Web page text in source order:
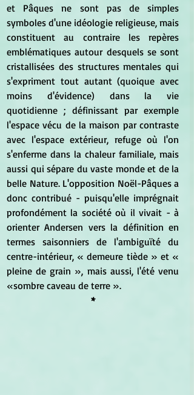
et Pâques ne sont pas de simples
symboles d'une idéologie religieuse, mais
constituent au contraire les repères
emblématiques autour desquels se sont
cristallisées des structures mentales qui
s'expriment tout autant (quoique avec
moins d'évidence) dans la vie
quotidienne ; définissant par exemple
l'espace vécu de la maison par contraste
avec l'espace extérieur, refuge où l'on
s'enferme dans la chaleur familiale, mais
aussi qui sépare du vaste monde et de la
belle Nature. L'opposition Noël-Pâques a
donc contribué - puisqu'elle imprégnait
profondément la société où il vivait - à
orienter Andersen vers la définition en
termes saisonniers de l'ambiguïté du
centre-intérieur, « demeure tiède » et «
pleine de grain », mais aussi, l'été venu
«sombre caveau de terre ».
*